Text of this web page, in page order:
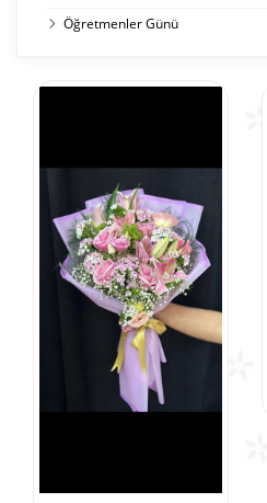
Öğretmenler Günü